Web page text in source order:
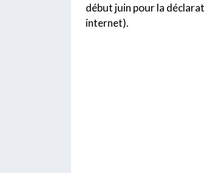
début juin pour la
internet).